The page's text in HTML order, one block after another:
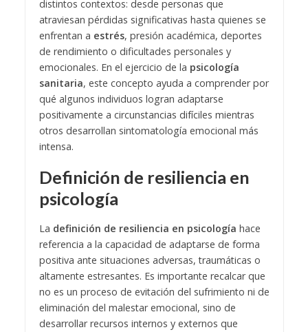
distintos contextos: desde personas que
atraviesan pérdidas significativas hasta quienes se
enfrentan a estrés, presión académica, deportes
de rendimiento o dificultades personales y
emocionales. En el ejercicio de la psicología
sanitaria, este concepto ayuda a comprender por
qué algunos individuos logran adaptarse
positivamente a circunstancias difíciles mientras
otros desarrollan sintomatología emocional más
intensa.
Definición de resiliencia en
psicología
La definición de resiliencia en psicología hace
referencia a la capacidad de adaptarse de forma
positiva ante situaciones adversas, traumáticas o
altamente estresantes. Es importante recalcar que
no es un proceso de evitación del sufrimiento ni de
eliminación del malestar emocional, sino de
desarrollar recursos internos y externos que